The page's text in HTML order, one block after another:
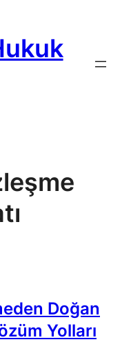
Doğan
Yolları